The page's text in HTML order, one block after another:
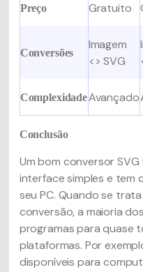
Preço Gratuito
Conversões
Imagem
<> SVG
ComplexidadeAvançado
Conclusão
Um bom conversor
interface simples e tem
seu PC. Quando se
conversão, a maioria
programas para quase
plataformas. Por
disponíveis para